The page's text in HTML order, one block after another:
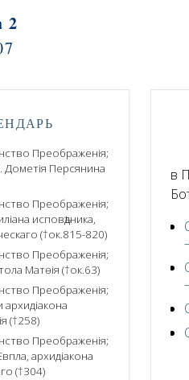
2
Преображенія;
Дометія Персянина
Преображенія;
исповѣдника,
(†ок.815-820)
Преображенія;
Матѳія (†ок.63)
Преображенія;
архидіакона
(†258)
Преображенія;
архидіакона
(†304)
в